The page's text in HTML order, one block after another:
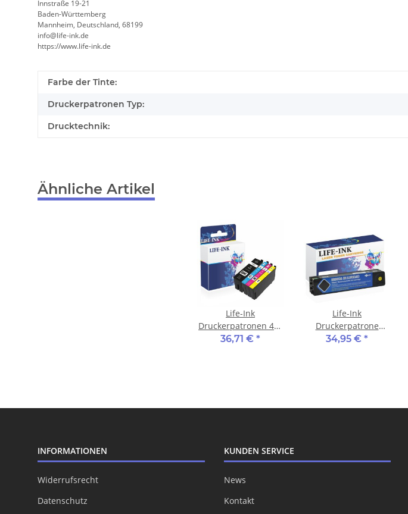
Innstraße 19-21
Baden-Württemberg
Mannheim, Deutschland, 68199
info@life-ink.de
https://www.life-ink.de
Farbe der Tinte:
Druckerpatronen Typ:
Drucktechnik:
Ähnliche Artikel
Life-Ink
Druckerpatronen 4er
Set ersetzt Epson 35,
36,71 € *
Life-Ink
Druckerpatrone
ersetzt HP L0R95AE,
34,95 € *
INFORMATIONEN
Widerrufsrecht
Datenschutz
KUNDEN SERVICE
News
Kontakt